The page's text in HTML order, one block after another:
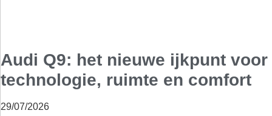
Audi Q9: het nieuwe ijkpunt voor
technologie, ruimte en comfort
29/07/2026